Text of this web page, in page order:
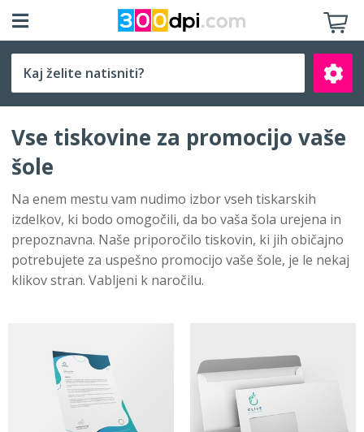
Izberite velikost
Išči
Vse tiskovine za promocijo vaše
šole
Na enem mestu vam nudimo izbor vseh tiskarskih
izdelkov, ki bodo omogočili, da bo vaša šola urejena in
prepoznavna. Naše priporočilo tiskovin, ki jih običajno
potrebujete za uspešno promocijo vaše šole, je le nekaj
klikov stran. Vabljeni k naročilu.